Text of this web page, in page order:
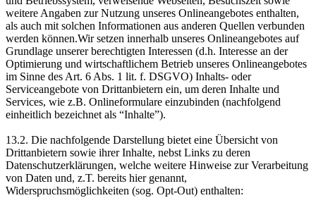
weitere Angaben zur Nutzung unseres Onlineangebotes enthalten,
als auch mit solchen Informationen aus anderen Quellen verbunden
werden können.Wir setzen innerhalb unseres Onlineangebotes auf
Grundlage unserer berechtigten Interessen (d.h. Interesse an der
Optimierung und wirtschaftlichem Betrieb unseres Onlineangebotes
im Sinne des Art. 6 Abs. 1 lit. f. DSGVO) Inhalts- oder
Serviceangebote von Drittanbietern ein, um deren Inhalte und
Services, wie z.B. Onlineformulare einzubinden (nachfolgend
einheitlich bezeichnet als “Inhalte”).
13.2. Die nachfolgende Darstellung bietet eine Übersicht von
Drittanbietern sowie ihrer Inhalte, nebst Links zu deren
Datenschutzerklärungen, welche weitere Hinweise zur Verarbeitung
von Daten und, z.T. bereits hier genannt,
Widerspruchsmöglichkeiten (sog. Opt-Out) enthalten: